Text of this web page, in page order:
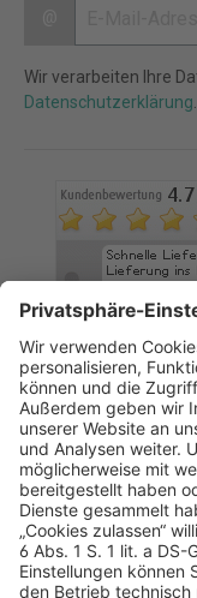
Wir verarbeiten Ihre
Datenschutzerklärung